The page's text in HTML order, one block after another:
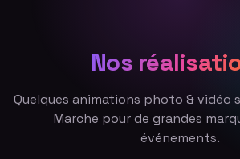
Nos
Quelques animations photo & vidéo
Marche pour de grandes
événements.